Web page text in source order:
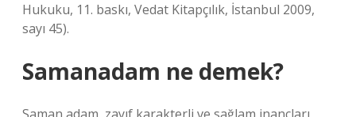
Hukuku, 11. baskı, Vedat Kitapçılık, İstanbul 2009,
sayı 45).
Samanadam ne demek?